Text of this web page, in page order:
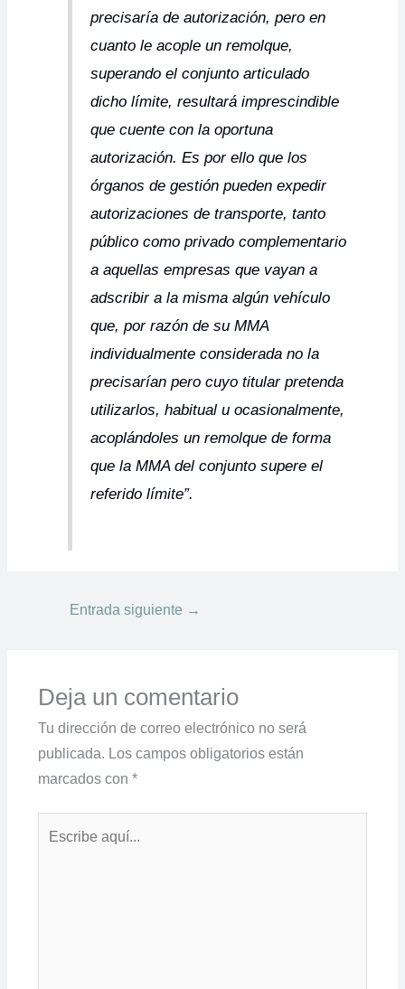
precisaría de autorización, pero en
cuanto le acople un remolque,
superando el conjunto articulado
dicho límite, resultará imprescindible
que cuente con la oportuna
autorización. Es por ello que los
órganos de gestión pueden expedir
autorizaciones de transporte, tanto
público como privado complementario
a aquellas empresas que vayan a
adscribir a la misma algún vehículo
que, por razón de su MMA
individualmente considerada no la
precisarían pero cuyo titular pretenda
utilizarlos, habitual u ocasionalmente,
acoplándoles un remolque de forma
que la MMA del conjunto supere el
referido límite”.
Entrada siguiente →
Deja un comentario
Tu dirección de correo electrónico no será
publicada. Los campos obligatorios están
marcados con *